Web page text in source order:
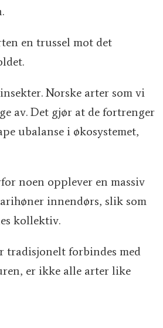
en trussel mot det
Norske arter som vi
av. Det gjør at de fortrenger
ubalanse i økosystemet,
noen opplever en massiv
innendørs, slik som
kollektiv.
tradisjonelt forbindes med
er ikke alle arter like